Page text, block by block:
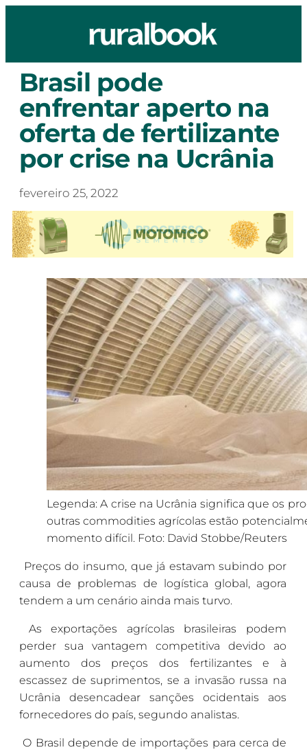
Brasil pode
enfrentar aperto na
oferta de fertilizante
por crise na Ucrânia
fevereiro 25, 2022
Legenda: A crise na Ucrânia significa que os
outras commodities agrícolas estão
momento difícil. Foto: David Stobbe/Reuters
Preços do insumo, que já estavam subindo por
causa de problemas de logística global, agora
tendem a um cenário ainda mais turvo.
As exportações agrícolas brasileiras podem
perder sua vantagem competitiva devido ao
aumento dos preços dos fertilizantes e à
escassez de suprimentos, se a invasão russa na
Ucrânia desencadear sanções ocidentais aos
fornecedores do país, segundo analistas.
O Brasil depende de importações para cerca de